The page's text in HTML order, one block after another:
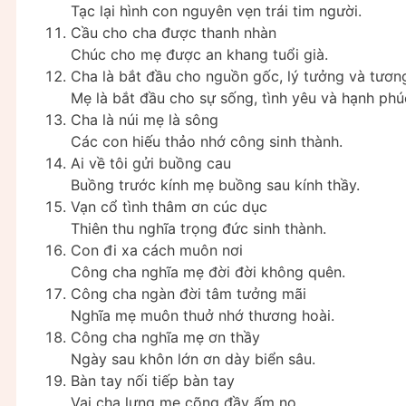
Tạc lại hình con nguyên vẹn trái tim người.
Cầu cho cha được thanh nhàn
Chúc cho mẹ được an khang tuổi già.
Cha là bắt đầu cho nguồn gốc, lý tưởng và
Mẹ là bắt đầu cho sự sống, tình yêu và hạnh
Cha là núi mẹ là sông
Các con hiếu thảo nhớ công sinh thành.
Ai về tôi gửi buồng cau
Buồng trước kính mẹ buồng sau kính thầy.
Vạn cổ tình thâm ơn cúc dục
Thiên thu nghĩa trọng đức sinh thành.
Con đi xa cách muôn nơi
Công cha nghĩa mẹ đời đời không quên.
Công cha ngàn đời tâm tưởng mãi
Nghĩa mẹ muôn thuở nhớ thương hoài.
Công cha nghĩa mẹ ơn thầy
Ngày sau khôn lớn ơn dày biển sâu.
Bàn tay nối tiếp bàn tay
Vai cha lưng mẹ cõng đầy ấm no.